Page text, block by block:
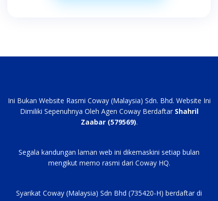
Ini Bukan Website Rasmi Coway (Malaysia) Sdn. Bhd. Website Ini
Dimiliki Sepenuhnya Oleh Agen Coway Berdaftar Shahril
Zaabar (579569).
Segala kandungan laman web ini dikemaskini setiap bulan
mengikut memo rasmi dari Coway HQ.
Syarikat Coway (Malaysia) Sdn Bhd (735420-H) berdaftar di